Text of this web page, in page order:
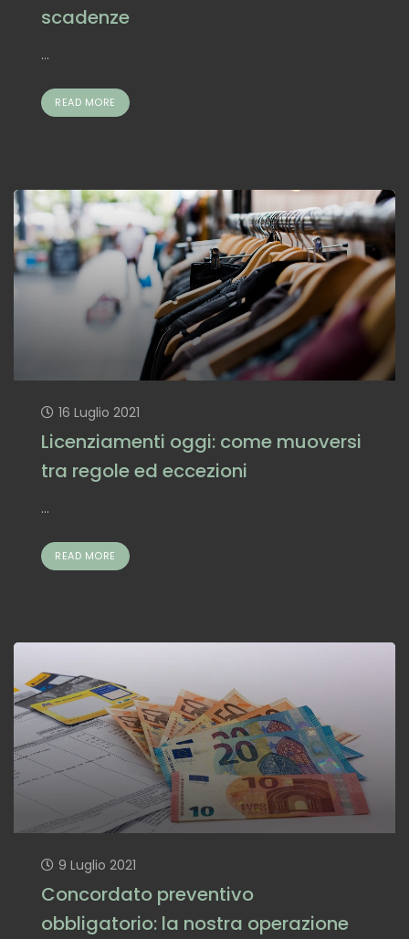
scadenze
...
READ MORE
16 Luglio 2021
Licenziamenti oggi: come muoversi
tra regole ed eccezioni
...
READ MORE
9 Luglio 2021
Concordato preventivo
obbligatorio: la nostra operazione